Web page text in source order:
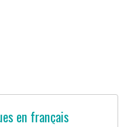
en français